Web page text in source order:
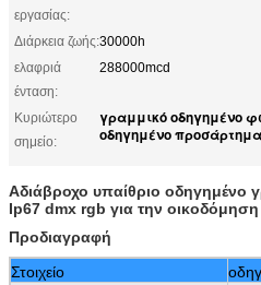
εργασίας:
Διάρκεια ζωής:30000h
ελαφριά
ένταση:
288000mcd
Κυριώτερο
σημείο:
γραμμικό οδηγημένο
οδηγημένο
Αδιάβροχο υπαίθριο
Ip67 dmx rgb για την
Προδιαγραφή
Στοιχείο